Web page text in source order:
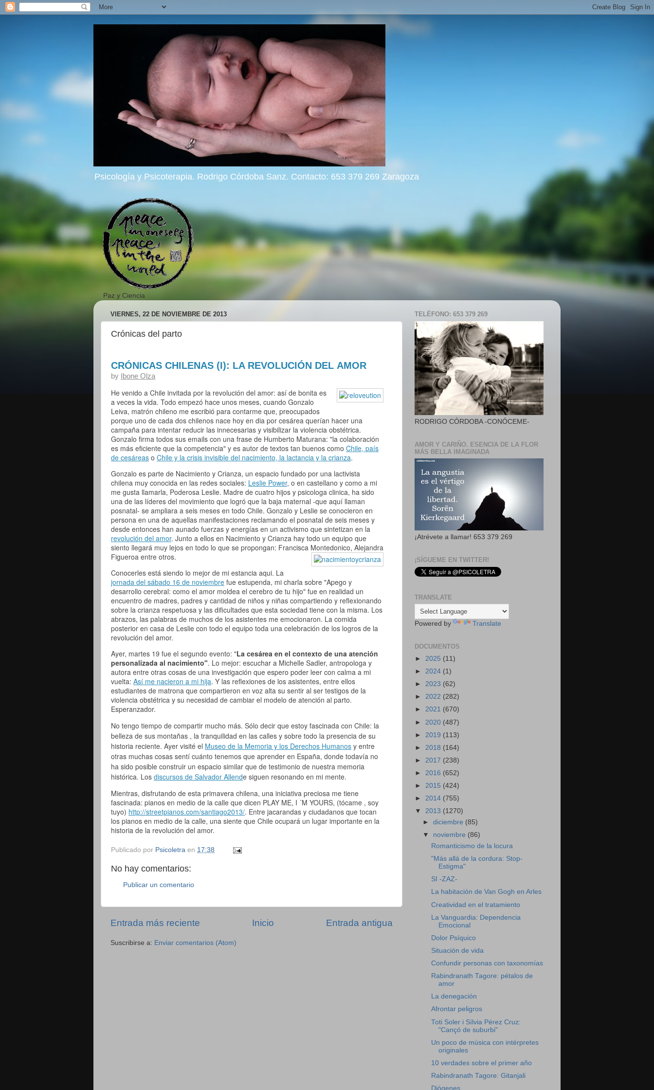
Psicología y Psicoterapia. Rodrigo Córdoba Sanz. Contacto: 653 379 269 Zaragoza
Paz y Ciencia
VIERNES, 22 DE NOVIEMBRE DE 2013
Crónicas del parto
CRÓNICAS CHILENAS (I): LA REVOLUCIÓN DEL AMOR
by Ibone Olza
He venido a Chile invitada por la revolución del amor: así de bonita es
a veces la vida. Todo empezó hace unos meses, cuando Gonzalo
Leiva, matrón chileno me escribió para contarme que, preocupados
porque uno de cada dos chilenos nace hoy en dia por cesárea querían hacer una
campaña para intentar reducir las innecesarias y visibilizar la violencia obstétrica.
Gonzalo firma todos sus emails con una frase de Humberto Maturana: "la colaboración
es más eficiente que la competencia" y es autor de textos tan buenos como Chile, país
de cesáreas o Chile y la crisis invisible del nacimiento, la lactancia y la crianza.
Gonzalo es parte de Nacimiento y Crianza, un espacio fundado por una lactivista
chilena muy conocida en las redes sociales: Leslie Power, o en castellano y como a mi
me gusta llamarla, Poderosa Leslie. Madre de cuatro hijos y psicologa clinica, ha sido
una de las líderes del movimiento que logró que la baja maternal -que aquí llaman
posnatal- se ampliara a seis meses en todo Chile. Gonzalo y Leslie se conocieron en
persona en una de aquellas manifestaciones reclamando el posnatal de seis meses y
desde entonces han aunado fuerzas y energías en un activismo que sintetizan en la
revolución del amor. Junto a ellos en Nacimiento y Crianza hay todo un equipo que
siento llegará muy lejos en todo lo que se propongan: Francisca Montedonico, Alejandra
Figueroa entre otros.
Conocerles está siendo lo mejor de mi estancia aqui. La
jornada del sábado 16 de noviembre fue estupenda, mi charla sobre "Apego y
desarrollo cerebral: como el amor moldea el cerebro de tu hijo" fue en realidad un
encuentro de madres, padres y cantidad de niños y niñas compartiendo y reflexionando
sobre la crianza respetuosa y las dificultades que esta sociedad tiene con la misma. Los
abrazos, las palabras de muchos de los asistentes me emocionaron. La comida
posterior en casa de Leslie con todo el equipo toda una celebración de los logros de la
revolución del amor.
Ayer, martes 19 fue el segundo evento: "La cesárea en el contexto de una atención
personalizada al nacimiento". Lo mejor: escuchar a Michelle Sadler, antropologa y
autora entre otras cosas de una investigación que espero poder leer con calma a mi
vuelta: Así me nacieron a mi hija. Y las reflexiones de los asistentes, entre ellos
estudiantes de matrona que compartieron en voz alta su sentir al ser testigos de la
violencia obstétrica y su necesidad de cambiar el modelo de atención al parto.
Esperanzador.
No tengo tiempo de compartir mucho más. Sólo decir que estoy fascinada con Chile: la
belleza de sus montañas , la tranquilidad en las calles y sobre todo la presencia de su
historia reciente. Ayer visité el Museo de la Memoria y los Derechos Humanos y entre
otras muchas cosas sentí cuánto tenemos que aprender en España, donde todavía no
ha sido posible construir un espacio similar que de testimonio de nuestra memoria
histórica. Los discursos de Salvador Allende siguen resonando en mi mente.
Mientras, disfrutando de esta primavera chilena, una iniciativa preciosa me tiene
fascinada: pianos en medio de la calle que dicen PLAY ME, I ´M YOURS, (tócame , soy
tuyo) http://streetpianos.com/santiago2013/. Entre jacarandas y ciudadanos que tocan
los pianos en medio de la calle, una siente que Chile ocupará un lugar importante en la
historia de la revolución del amor.
Publicado por Psicoletra en 17:38
No hay comentarios:
Publicar un comentario
Entrada más reciente Entrada antigua
Inicio
Suscribirse a: Enviar comentarios (Atom)
TELÉFONO: 653 379 269
RODRIGO CÓRDOBA -CONÓCEME-
AMOR Y CARIÑO. ESENCIA DE LA FLOR
MÁS BELLA IMAGINADA
¡Atrévete a llamar! 653 379 269
¡SÍGUEME EN TWITTER!
TRANSLATE
Powered by Translate
DOCUMENTOS
► 2025 (11)
► 2024 (1)
► 2023 (62)
► 2022 (282)
► 2021 (670)
► 2020 (487)
► 2019 (113)
► 2018 (164)
► 2017 (238)
► 2016 (652)
► 2015 (424)
► 2014 (755)
▼ 2013 (1270)
►diciembre (85)
▼ noviembre (86)
Romanticismo de la locura
"Más allá de la cordura: Stop-
Estigma"
SI -ZAZ-
La habitación de Van Gogh en Arles
Creatividad en el tratamiento
La Vanguardia: Dependencia
Emocional
Dolor Psíquico
Situación de vida
Confundir personas con taxonomías
Rabindranath Tagore: pétalos de
amor
La denegación
Afrontar peligros
Toti Soler i Sílvia Pérez Cruz:
"Cançó de suburbi"
Un poco de música con intérpretes
originales
10 verdades sobre el primer año
Rabindranath Tagore: Gitanjali
Diógenes